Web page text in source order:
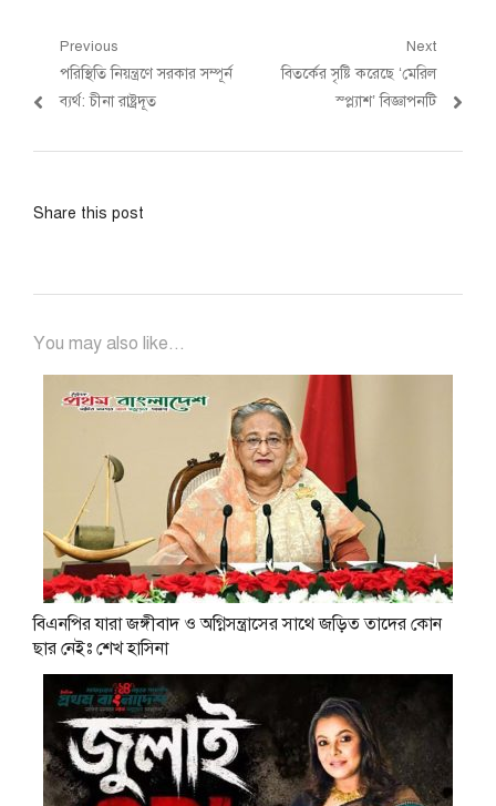
Post
navigation
Previous
Previous
post:
পরিস্থিতি নিয়ন্ত্রণে সরকার সম্পূর্ন
ব্যর্থ: চীনা রাষ্ট্রদূত
Next
Next
বিতর্কের সৃষ্টি করেছে ‘মেরিল
স্প্ল্যাশ’ বিজ্ঞাপনটি
Share this post
You may also like...
বিএনপির যারা জঙ্গীবাদ ও অগ্নিসন্ত্রাসের সাথে জড়িত তাদের কোন
ছার নেইঃ শেখ হাসিনা